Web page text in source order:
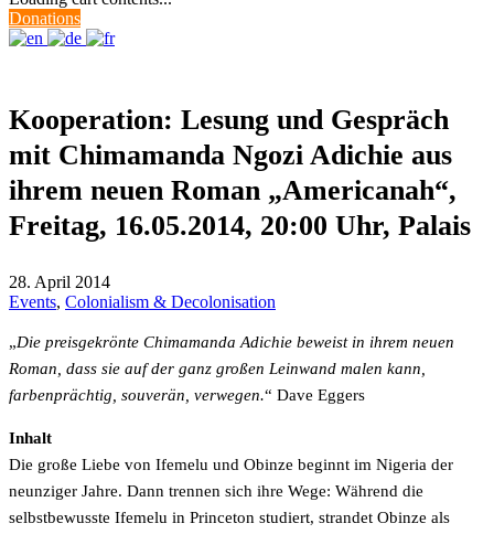
Donations
Kooperation: Lesung und Gespräch
mit Chimamanda Ngozi Adichie aus
ihrem neuen Roman „Americanah“,
Freitag, 16.05.2014, 20:00 Uhr, Palais
28. April 2014
Events, Colonialism & Decolonisation
„Die preisgekrönte Chimamanda Adichie beweist in ihrem neuen
Roman, dass sie auf der ganz großen Leinwand malen kann,
farbenprächtig, souverän, verwegen.“ Dave Eggers
Inhalt
Die große Liebe von Ifemelu und Obinze beginnt im Nigeria der
neunziger Jahre. Dann trennen sich ihre Wege: Während die
selbstbewusste Ifemelu in Princeton studiert, strandet Obinze als